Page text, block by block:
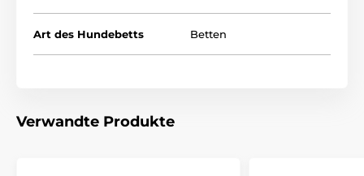
Es spielt keine Rolle, ob Sie einen kleinen, mittleren
Ihnen bei der Auswahl der Größe. (* Unsere Reedog
Hunde sind von Hand genäht, daher kann die Größe
Vorteile
Art des Hundebetts Betten
Verwandte Produkte